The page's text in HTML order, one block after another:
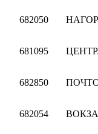
682050
681095
682850
682054